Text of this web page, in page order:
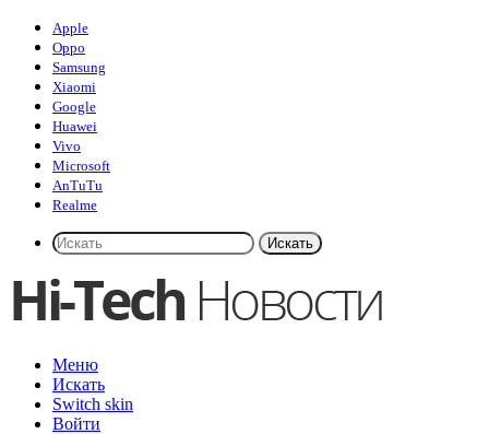
Apple
Oppo
Samsung
Xiaomi
Google
Huawei
Vivo
Microsoft
AnTuTu
Realme
Искать
Меню
Искать
Switch skin
Войти